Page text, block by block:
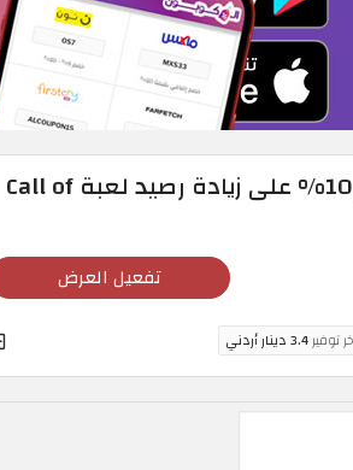
عروض كودا شوب 2026 | خصم 10% على زيادة رصيد لعبة Call of
تفعيل العرض
توفير3.4 دينار أردني